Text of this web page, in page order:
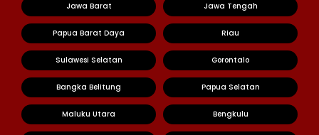
Jawa Barat Jawa Tengah
Papua Barat Daya Riau
Sulawesi Selatan Gorontalo
Bangka Belitung Papua Selatan
Maluku Utara Bengkulu